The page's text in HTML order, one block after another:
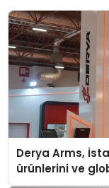
Derya Arms,
ürünlerini ve